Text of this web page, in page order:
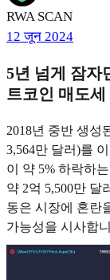
RWA SCAN
12 जून 2024
5년 넘게 잠자
트코인 매도
2018년 중반 생성
3,564만 달러)를
이 약 5% 하락하
약 2억 5,500만 달
동은 시장에 혼란
가능성을 시사합